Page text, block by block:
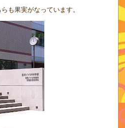
も果実がなっています。